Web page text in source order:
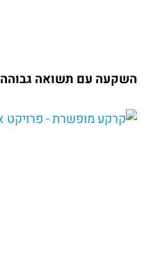
השקעה עם תשואה גבוהה